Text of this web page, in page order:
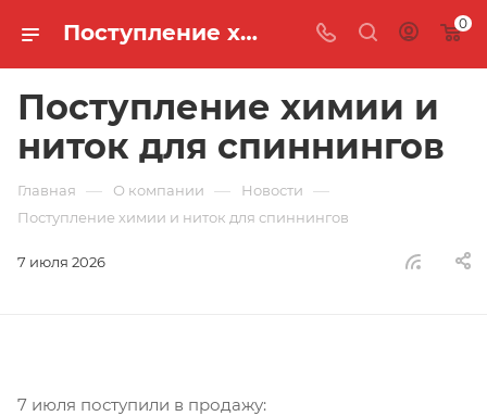
Поступление химии и ниток для спиннингов 0
Поступление химии и
ниток для спиннингов
Главная — О компании — Новости —
Поступление химии и ниток для спиннингов
7 июля 2026
7 июля поступили в продажу: